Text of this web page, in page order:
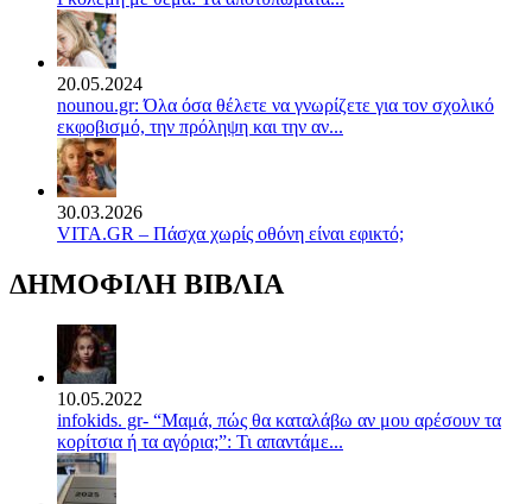
20.05.2024
nounou.gr: Όλα όσα θέλετε να γνωρίζετε για τον σχολικό
εκφοβισμό, την πρόληψη και την αν...
30.03.2026
VITA.GR – Πάσχα χωρίς οθόνη είναι εφικτό;
ΔΗΜΟΦΙΛΗ ΒΙΒΛΙΑ
10.05.2022
infokids. gr- “Μαμά, πώς θα καταλάβω αν μου αρέσουν τα
κορίτσια ή τα αγόρια;”: Τι απαντάμε...